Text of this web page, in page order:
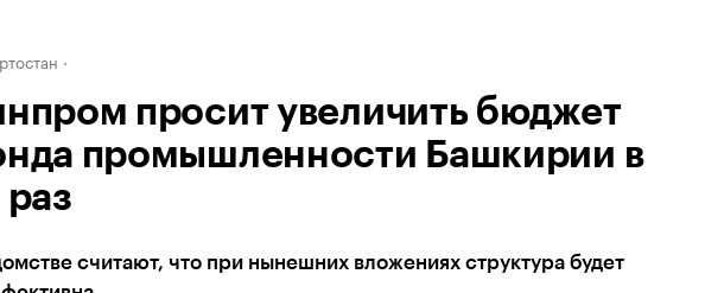
просит увеличить бюджет
промышленности Башкирии в
считают, что при нынешних вложениях структура будет